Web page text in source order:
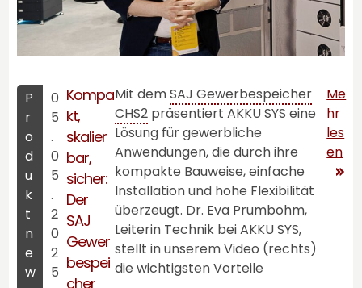
P
r
o
d
u
k
t
n
e
w
0
5
.
0
5
.
2
0
2
5
Kompa
kt,
skalier
bar,
sicher:
Der
SAJ
Gewer
bespei
cher
Mit demSAJ Gewerbespeicher
CHS2präsentiert AKKU SYS eine
Lösung für gewerbliche
Anwendungen, die durch ihre
kompakte Bauweise, einfache
Installation und hohe Flexibilität
überzeugt. Dr. Eva Prumbohm,
Leiterin Technik beiAKKU SYS,
stellt in unserem Video (rechts)
die wichtigsten Vorteile
Me
hr
les
en